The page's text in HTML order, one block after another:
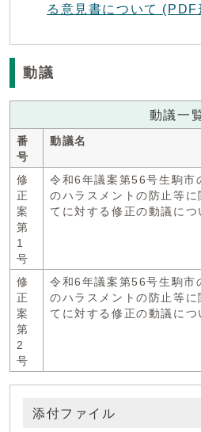
る意見書について
動議
動議一
番
号
動議名
修
正
案
第
1
号
令和6年議案第56号生駒市
のハラスメントの防止等
てに対する修正の動議につ
修
正
案
第
2
号
令和6年議案第56号生駒市
のハラスメントの防止等
てに対する修正の動議につ
添付ファイル